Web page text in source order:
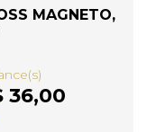
MAGNETO,
36,00